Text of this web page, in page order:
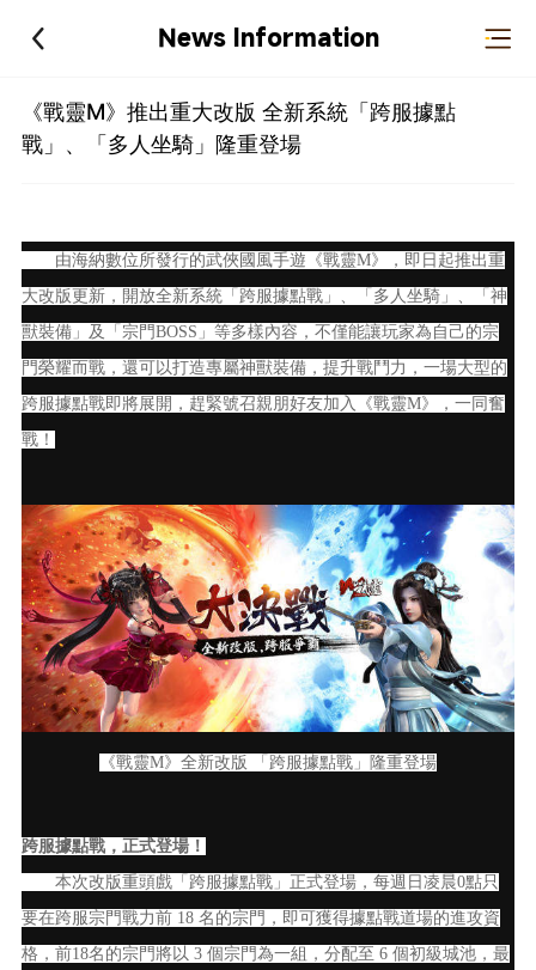
News Information
《戰靈M》推出重大改版 全新系統「跨服據點
戰」、「多人坐騎」隆重登場
由海納數位所發行的武俠國風手遊《戰靈M》
，即日起推出重
大改版更新，開放全新系統「跨服據點戰」、「多人坐騎」、「神
獸裝備」及「宗門BOSS」等多樣內容，不僅能讓玩家為自己的宗
門榮耀而戰，還可以打造專屬神獸裝備，提升戰鬥力，一場大型的
跨服據點戰即將展開，趕緊號召親朋好友加入《戰靈M》，一同奮
戰！
《戰靈M》全新改版 「跨服據點戰」隆重登場
跨服據點戰，正式登場！
本次改版重頭戲「跨服據點戰」正式登場，每週日凌晨0點只
要在跨服宗門戰力前 18 名的宗門，即可獲得據點戰道場的進攻資
格，前18名的宗門將以 3 個宗門為一組，分配至 6 個初級城池，最